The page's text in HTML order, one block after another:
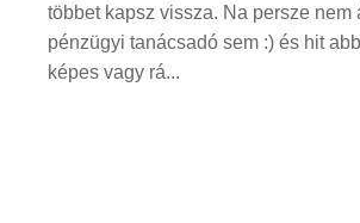
többet kapsz vissza. Na persze nem
pénzügyi tanácsadó sem :) és hit
képes vagy rá...